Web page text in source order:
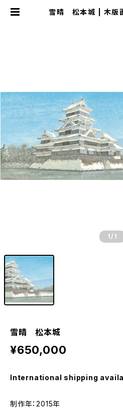
雪晴 松本城 | 木版
1 /1
雪晴 松本城
¥650,000
International shipping
制作年：2015年